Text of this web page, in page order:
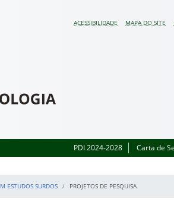
ACESSIBILIDADE MAPA DO SITE
do Sul
PDI 2024-2028 Carta de
ESTUDOS SURDOS PROJETOS DE PESQUISA